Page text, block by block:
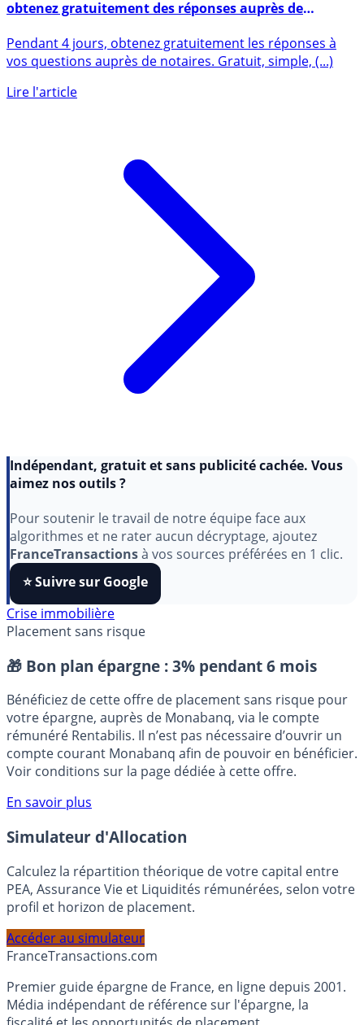
Achat/vente de logements, rénovation, succession :
obtenez gratuitement des réponses auprès de
Notaires, jusqu’au 14 décembre 2023 inclus !
vos questions auprès de notaires. Gratuit, simple, (...)
aimez nos outils ?
Pour soutenir le travail de notre équipe face aux
algorithmes et ne rater aucun décryptage, ajoutez
FranceTransactionsà vos sources préférées en 1 clic.
⭐️ Suivre sur Google
Placement sans risque
🎁 Bon plan épargne : 3% pendant 6 mois
Bénéficiez de cette offre de placement sans risque pour
votre épargne, auprès de Monabanq, via le compte
rémunéré Rentabilis. Il n’est pas nécessaire d’ouvrir un
Voir conditions sur la page dédiée à cette offre.
En savoir plus
Simulateur d'Allocation
Calculez la répartition théorique de votre capital entre
profil et horizon de placement.
FranceTransactions.com
Premier guide épargne de France, en ligne depuis 2001.